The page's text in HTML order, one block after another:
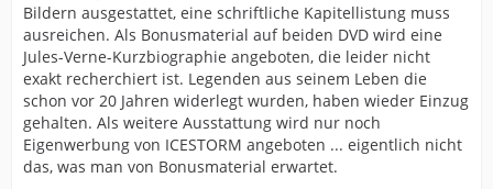
Bildern ausgestattet, eine schriftliche Kapitellistung muss
ausreichen. Als Bonusmaterial auf beiden DVD wird eine
Jules-Verne-Kurzbiographie angeboten, die leider nicht
exakt recherchiert ist. Legenden aus seinem Leben die
schon vor 20 Jahren widerlegt wurden, haben wieder Einzug
gehalten. Als weitere Ausstattung wird nur noch
Eigenwerbung von ICESTORM angeboten ... eigentlich nicht
das, was man von Bonusmaterial erwartet.